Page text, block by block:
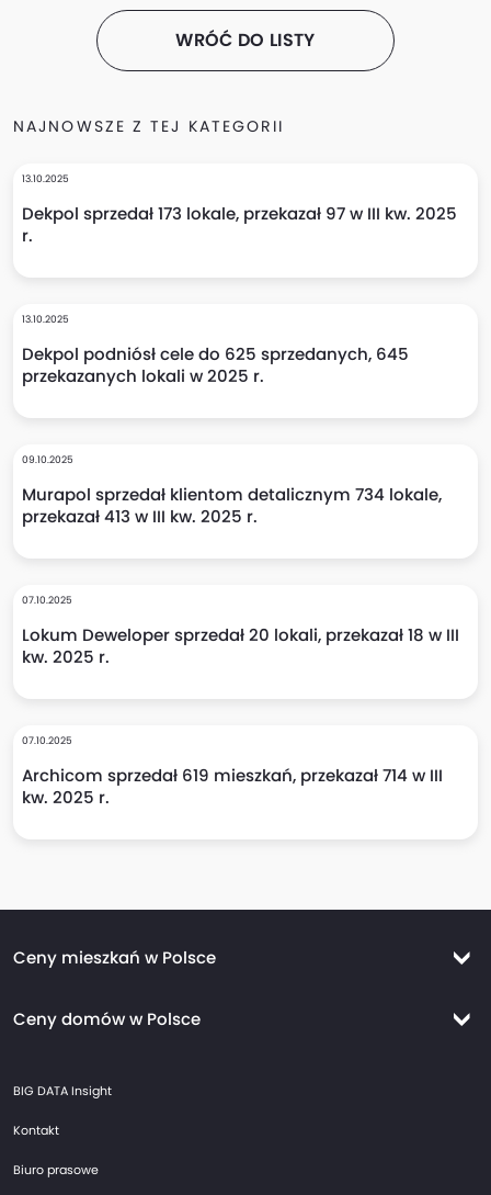
WRÓĆ DO LISTY
NAJNOWSZE Z TEJ KATEGORII
13.10.2025
Dekpol sprzedał 173 lokale, przekazał 97 w III kw. 2025
r.
13.10.2025
Dekpol podniósł cele do 625 sprzedanych, 645
przekazanych lokali w 2025 r.
09.10.2025
Murapol sprzedał klientom detalicznym 734 lokale,
przekazał 413 w III kw. 2025 r.
07.10.2025
Lokum Deweloper sprzedał 20 lokali, przekazał 18 w III
kw. 2025 r.
07.10.2025
Archicom sprzedał 619 mieszkań, przekazał 714 w III
kw. 2025 r.
Ceny mieszkań w Polsce
Ceny mieszkań Kraków
Ceny domów w Polsce
Ceny domów Kraków
Ceny domów Wrocław
Ceny domów Trójmiasto
BIG DATA Insight
Kontakt
Biuro prasowe